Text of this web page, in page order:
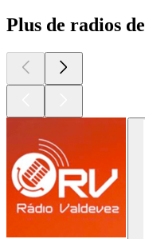
Plus de radios